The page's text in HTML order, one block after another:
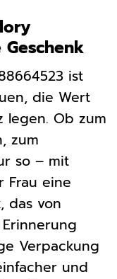
ist
die Wert
legen. Ob zum
zum
so – mit
Frau eine
das von
Verpackung
und